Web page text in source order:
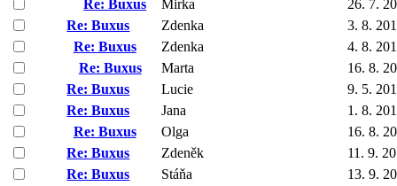
Re: Buxus
Mirka
26. 7.
Re: Buxus
Zdenka
3. 8.
Re: Buxus
Zdenka
4. 8.
Re: Buxus
Marta
16. 8.
Re: Buxus
Lucie
9. 5.
Re: Buxus
Jana
1. 8.
Re: Buxus
Olga
16. 8.
Re: Buxus
Zdeněk
11. 9.
Re: Buxus
Stáňa
13. 9.